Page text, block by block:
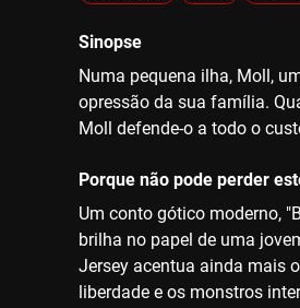
Sinopse
Numa pequena ilha, Moll,
opressão da sua família.
Moll defende-o a todo o
Porque não pode perder
Um conto gótico moderno,
brilha no papel de uma
Jersey acentua ainda mais
liberdade e os monstros